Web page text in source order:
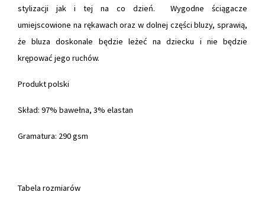
stylizacji jak i tej na co dzień. Wygodne ściągacze
umiejscowione na rękawach oraz w dolnej części bluzy, sprawią,
że bluza doskonale będzie leżeć na dziecku i nie będzie
krępować jego ruchów.
Produkt polski
Skład: 97% bawełna, 3% elastan
Gramatura: 290 gsm
Tabela rozmiarów